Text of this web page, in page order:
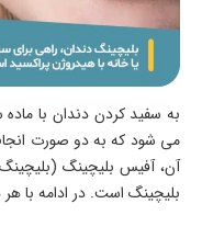
به سفید کردن دندان با
می شود که به دو صورت
آن، آفیس بلیچینگ
بلیچینگ است. در ادامه با